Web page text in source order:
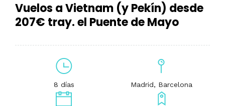
Vuelos a Vietnam (y Pekín) desde
207€ tray. el Puente de Mayo
8 días Madrid, Barcelona